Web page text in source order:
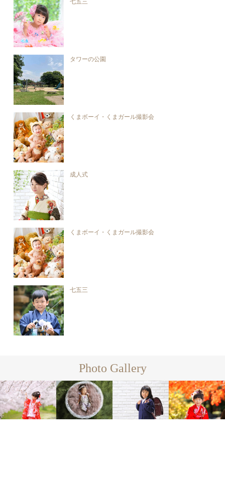
タワーの公園
くまボーイ・くまガール撮影会
成人式
くまボーイ・くまガール撮影会
七五三
Photo Gallery